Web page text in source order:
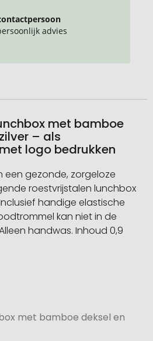
advies
met bamboe
– als
logo bedrukken
gezonde, zorgeloze
roestvrijstalen lunchbox
handige elastische
kan niet in de
handwas. Inhoud 0,9
met bamboe deksel en